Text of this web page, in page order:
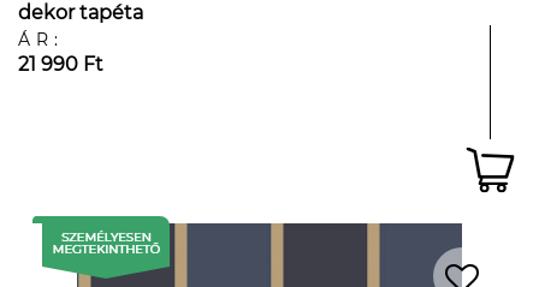
dekor tapéta
ÁR:
21 990 Ft